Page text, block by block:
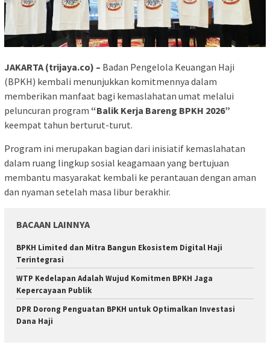
JAKARTA (trijaya.co) – Badan Pengelola Keuangan Haji
(BPKH) kembali menunjukkan komitmennya dalam
memberikan manfaat bagi kemaslahatan umat melalui
peluncuran program “Balik Kerja Bareng BPKH 2026”
keempat tahun berturut-turut.
Program ini merupakan bagian dari inisiatif kemaslahatan
dalam ruang lingkup sosial keagamaan yang bertujuan
membantu masyarakat kembali ke perantauan dengan aman
dan nyaman setelah masa libur berakhir.
BACAAN LAINNYA
BPKH Limited dan Mitra Bangun Ekosistem Digital Haji
Terintegrasi
WTP Kedelapan Adalah Wujud Komitmen BPKH Jaga
Kepercayaan Publik
DPR Dorong Penguatan BPKH untuk Optimalkan Investasi
Dana Haji